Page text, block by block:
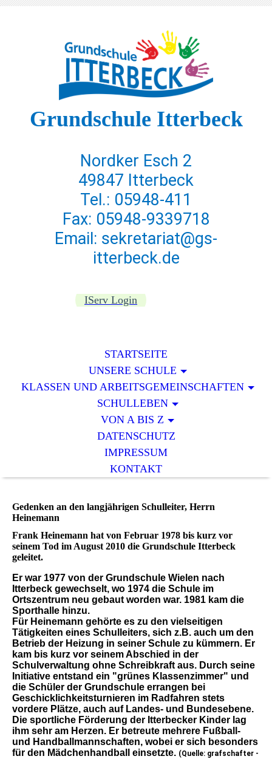
Grundschule Itterbeck
Nordker Esch 2
49847 Itterbeck
Tel.: 05948-411
Fax: 05948-9339718
Email: sekretariat@gs-
itterbeck.de
IServ Login
STARTSEITE
UNSERE SCHULE
KLASSEN UND ARBEITSGEMEINSCHAFTEN
SCHULLEBEN
VON A BIS Z
DATENSCHUTZ
IMPRESSUM
KONTAKT
Gedenken an den langjährigen Schulleiter, Herrn
Heinemann
Frank Heinemann hat von Februar 1978 bis kurz vor
seinem Tod im August 2010 die Grundschule Itterbeck
geleitet.
Er war 1977 von der Grundschule Wielen nach
Itterbeck gewechselt, wo 1974 die Schule im
Ortszentrum neu gebaut worden war. 1981 kam die
Sporthalle hinzu.
Für Heinemann gehörte es zu den vielseitigen
Tätigkeiten eines Schulleiters, sich z.B. auch um den
Betrieb der Heizung in seiner Schule zu kümmern. Er
kam bis kurz vor seinem Abschied in der
Schulverwaltung ohne Schreibkraft aus. Durch seine
Initiative entstand ein "grünes Klassenzimmer" und
die Schüler der Grundschule errangen bei
Geschicklichkeitsturnieren im Radfahren stets
vordere Plätze, auch auf Landes- und Bundesebene.
Die sportliche Förderung der Itterbecker Kinder lag
ihm sehr am Herzen. Er betreute mehrere Fußball-
und Handballmannschaften, wobei er sich besonders
für den Mädchenhandball einsetzte. (Quelle: grafschafter -